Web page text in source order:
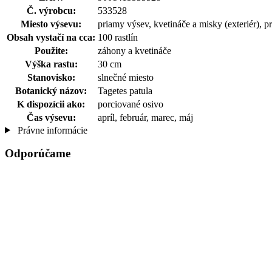
Č. výrobcu:
533528
Miesto výsevu:
priamy výsev, kvetináče a misky (exteriér),
Obsah vystačí na cca: 100 rastlín
Použite:
záhony a kvetináče
Výška rastu:
30 cm
Stanovisko:
slnečné miesto
Botanický názov:
Tagetes patula
K dispozícii ako:
porciované osivo
Čas výsevu:
apríl, február, marec, máj
Právne informácie
Odporúčame